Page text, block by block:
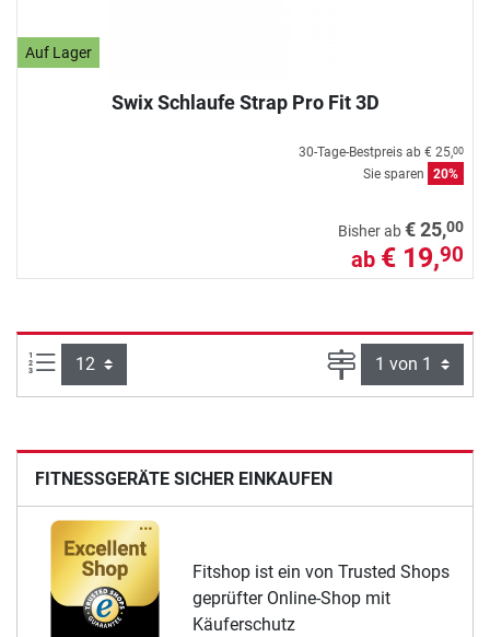
Auf Lager
Swix Schlaufe Strap Pro Fit 3D
30-Tage-Bestpreis ab € 25,00
Sie sparen 20%
Bisher ab€ 25,00
ab € 19,90
Artikel pro Seite: Seite
FITNESSGERÄTE SICHER EINKAUFEN
Fitshop ist ein von Trusted Shops
geprüfter Online-Shop mit
Käuferschutz